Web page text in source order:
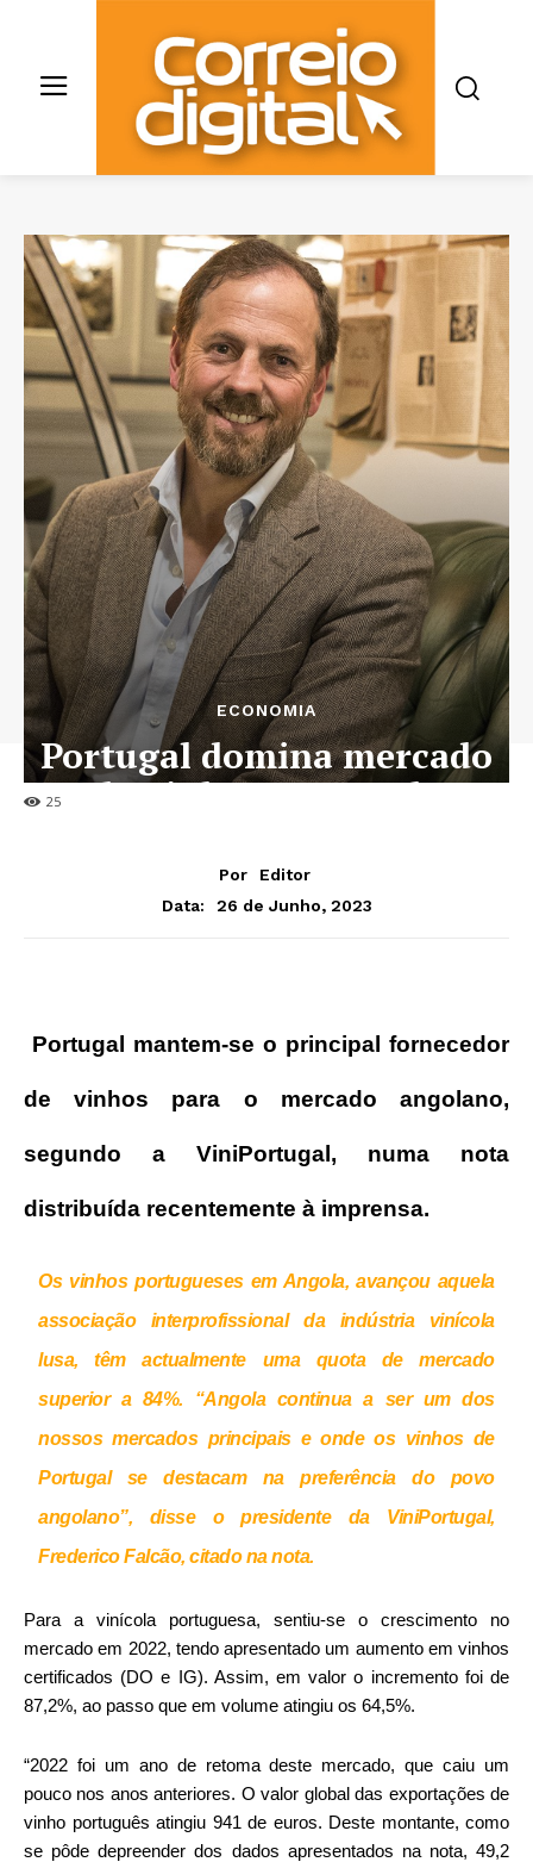
25
ECONOMIA
Portugal domina mercado
do vinho em Angola
Por
Editor
Data:
26 de Junho, 2023
Portugal mantem-se o principal fornecedor
de vinhos para o mercado angolano,
segundo a ViniPortugal, numa nota
distribuída recentemente à imprensa.
Os vinhos portugueses em Angola, avançou aquela
associação interprofissional da indústria vinícola
lusa, têm actualmente uma quota de mercado
superior a 84%. “Angola continua a ser um dos
nossos mercados principais e onde os vinhos de
Portugal se destacam na preferência do povo
angolano”, disse o presidente da ViniPortugal,
Frederico Falcão, citado na nota.
Para a vinícola portuguesa, sentiu-se o crescimento no
mercado em 2022, tendo apresentado um aumento em vinhos
certificados (DO e IG). Assim, em valor o incremento foi de
87,2%, ao passo que em volume atingiu os 64,5%.
“2022 foi um ano de retoma deste mercado, que caiu um
pouco nos anos anteriores. O valor global das exportações de
vinho português atingiu 941 de euros. Deste montante, como
se pôde depreender dos dados apresentados na nota, 49,2